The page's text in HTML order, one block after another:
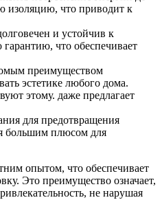
изоляцию, что приводит к
и устойчив к
что обеспечивает
преимуществом
эстетике любого дома.
этому. даже предлагает
для предотвращения
большим плюсом для
опытом, что обеспечивает
Это преимущество означает,
не нарушая